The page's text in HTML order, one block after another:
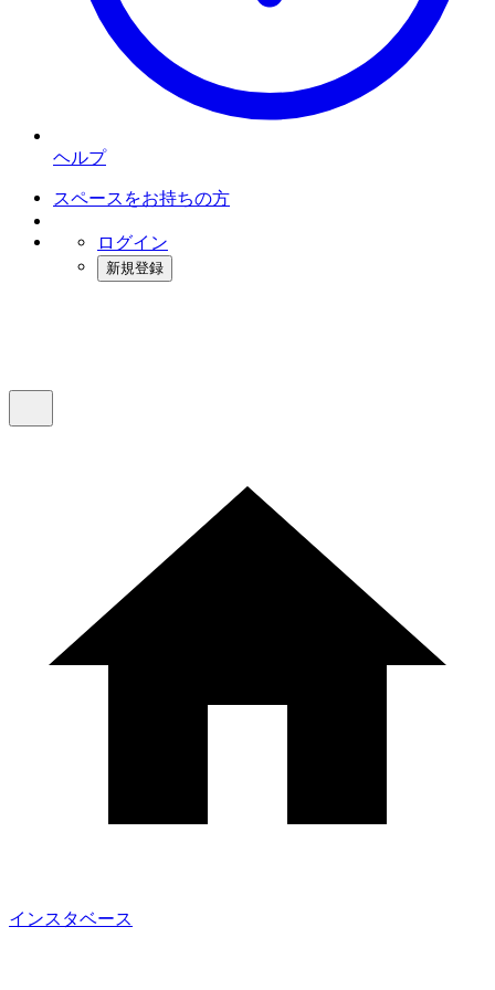
ヘルプ
スペースをお持ちの方
ログイン
新規登録
インスタベース